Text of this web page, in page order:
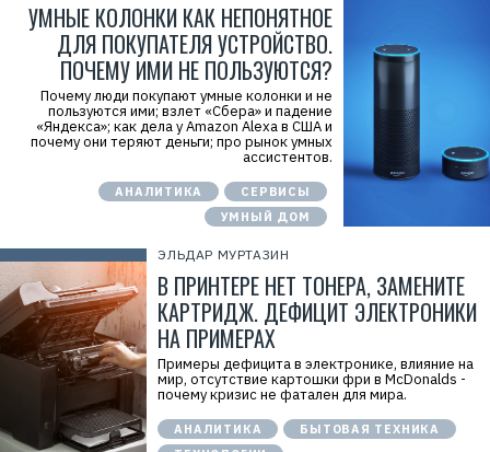
УМНЫЕ КОЛОНКИ КАК НЕПОНЯТНОЕ
ДЛЯ ПОКУПАТЕЛЯ УСТРОЙСТВО.
ПОЧЕМУ ИМИ НЕ ПОЛЬЗУЮТСЯ?
Почему люди покупают умные колонки и не
пользуются ими; взлет «Сбера» и падение
«Яндекса»; как дела у Amazon Alexa в США и
почему они теряют деньги; про рынок умных
ассистентов.
АНАЛИТИКА
СЕРВИСЫ
УМНЫЙ ДОМ
ЭЛЬДАР МУРТАЗИН
В ПРИНТЕРЕ НЕТ ТОНЕРА, ЗАМЕНИТЕ
КАРТРИДЖ. ДЕФИЦИТ ЭЛЕКТРОНИКИ
НА ПРИМЕРАХ
Примеры дефицита в электронике, влияние на
мир, отсутствие картошки фри в McDonalds -
почему кризис не фатален для мира.
АНАЛИТИКА
БЫТОВАЯ ТЕХНИКА